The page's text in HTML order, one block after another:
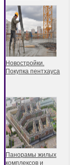
Новостройки.
Покупка пентхауса
Панорамы жилых
комплексов и